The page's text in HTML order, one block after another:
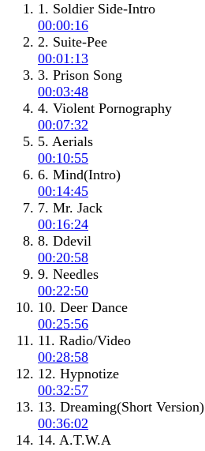
1. Soldier Side-Intro
00:00:16
2. Suite-Pee
00:01:13
3. Prison Song
00:03:48
4. Violent Pornography
00:07:32
5. Aerials
00:10:55
6. Mind(Intro)
00:14:45
7. Mr. Jack
00:16:24
8. Ddevil
00:20:58
9. Needles
00:22:50
10. Deer Dance
00:25:56
11. Radio/Video
00:28:58
12. Hypnotize
00:32:57
13. Dreaming(Short Version)
00:36:02
14. A.T.W.A